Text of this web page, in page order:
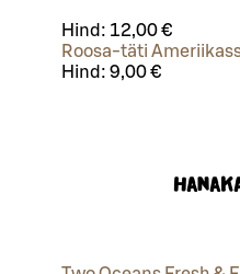
Hind: 12,00 €
Roosa-täti
Hind: 9,00 €